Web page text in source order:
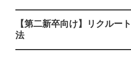
【第二新卒向け】リクルー
法